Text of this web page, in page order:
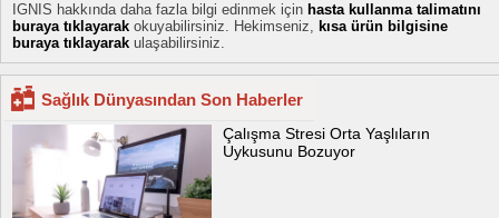
IGNIS hakkında daha fazla bilgi edinmek için hasta kullanma talimatını
buraya tıklayarak okuyabilirsiniz. Hekimseniz, kısa ürün bilgisine
buraya tıklayarak ulaşabilirsiniz.
Sağlık Dünyasından Son Haberler
Çalışma Stresi Orta Yaşlıların
Uykusunu Bozuyor